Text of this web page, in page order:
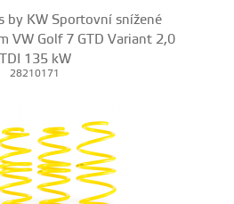
by KW Sportovní snížené
VW Golf 7 GTD Variant 2,0
TDI 135 kW
28210171